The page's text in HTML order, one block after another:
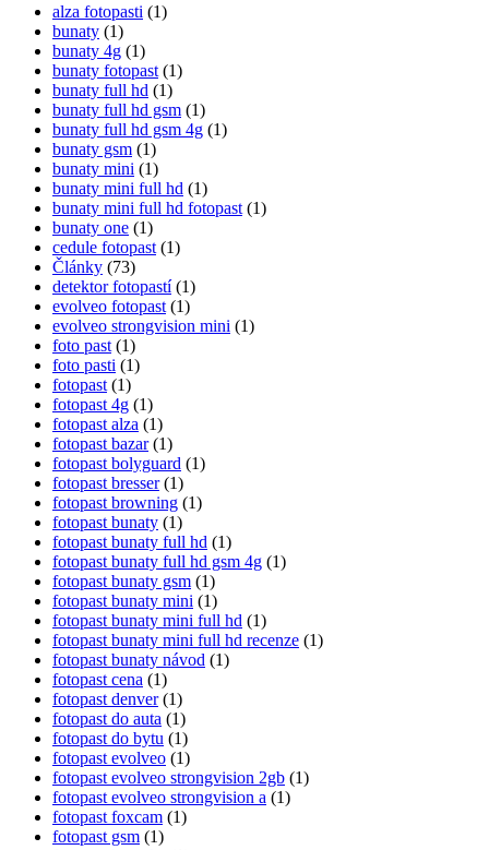
alza fotopasti (1)
bunaty (1)
bunaty 4g (1)
bunaty fotopast (1)
bunaty full hd (1)
bunaty full hd gsm (1)
bunaty full hd gsm 4g (1)
bunaty gsm (1)
bunaty mini (1)
bunaty mini full hd (1)
bunaty mini full hd fotopast (1)
bunaty one (1)
cedule fotopast (1)
Články (73)
detektor fotopastí(1)
evolveo fotopast (1)
evolveo strongvision mini (1)
foto past (1)
foto pasti (1)
fotopast (1)
fotopast 4g (1)
fotopast alza (1)
fotopast bazar(1)
fotopast bolyguard (1)
fotopast bresser(1)
fotopast browning (1)
fotopast bunaty (1)
fotopast bunaty full hd (1)
fotopast bunaty full hd gsm 4g (1)
fotopast bunaty gsm (1)
fotopast bunaty mini (1)
fotopast bunaty mini full hd (1)
fotopast bunaty mini full hd recenze (1)
fotopast bunaty návod (1)
fotopast cena (1)
fotopast denver(1)
fotopast do auta (1)
fotopast do bytu (1)
fotopast evolveo (1)
fotopast evolveo strongvision 2gb (1)
fotopast evolveo strongvision a (1)
fotopast foxcam (1)
fotopast gsm (1)